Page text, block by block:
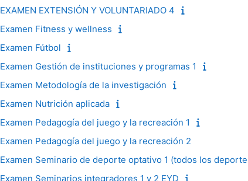
EXAMEN EXTENSIÓN Y VOLUNTARIADO 4
Examen Fitness y wellness
Examen Fútbol
Examen Gestión de instituciones y programas 1
Examen Metodología de la investigación
Examen Nutrición aplicada
Examen Pedagogía del juego y la recreación 1
Examen Pedagogía del juego y la recreación 2
Examen Seminario de deporte optativo 1 (todos los
Examen Seminarios integradores 1 y 2 EYD